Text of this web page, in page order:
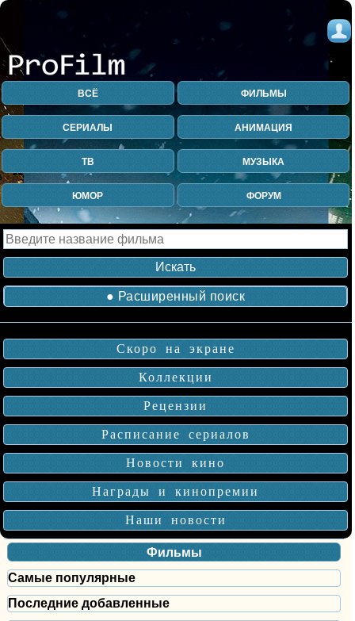
ВСЁ ФИЛЬМЫ
СЕРИАЛЫ АНИМАЦИЯ
ТВ МУЗЫКА
ЮМОР ФОРУМ
● Расширенный поиск
Скоро на экране
Коллекции
Рецензии
Расписание сериалов
Новости кино
Награды и кинопремии
Наши новости
Фильмы
Самые популярные
Последние добавленные